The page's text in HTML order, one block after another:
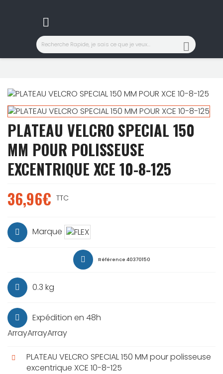


PLATEAU VELCRO SPECIAL 150
MM POUR POLISSEUSE
EXCENTRIQUE XCE 10-8-125
36,96€ TTC
Marque
Référence 40370150
0.3 kg
Expédition en 48h
ArrayArrayArray
PLATEAU VELCRO SPECIAL 150 MM pour polisseuse
excentrique XCE 10-8-125